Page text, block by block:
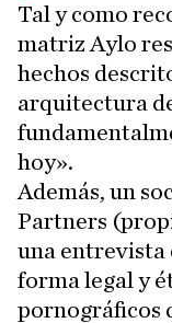
Tal y como
matriz Aylo
hechos
arquitectura
hoy».
Además, un
Partners
una entrevista
forma legal y
pornográficos